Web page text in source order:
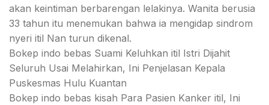
akan keintiman berbarengan lelakinya. Wanita berusia
33 tahun itu menemukan bahwa ia mengidap sindrom
nyeri itil Nan turun dikenal.
Bokep indo bebas Suami Keluhkan itil Istri Dijahit
Seluruh Usai Melahirkan, Ini Penjelasan Kepala
Puskesmas Hulu Kuantan
Bokep indo bebas kisah Para Pasien Kanker itil, Ini